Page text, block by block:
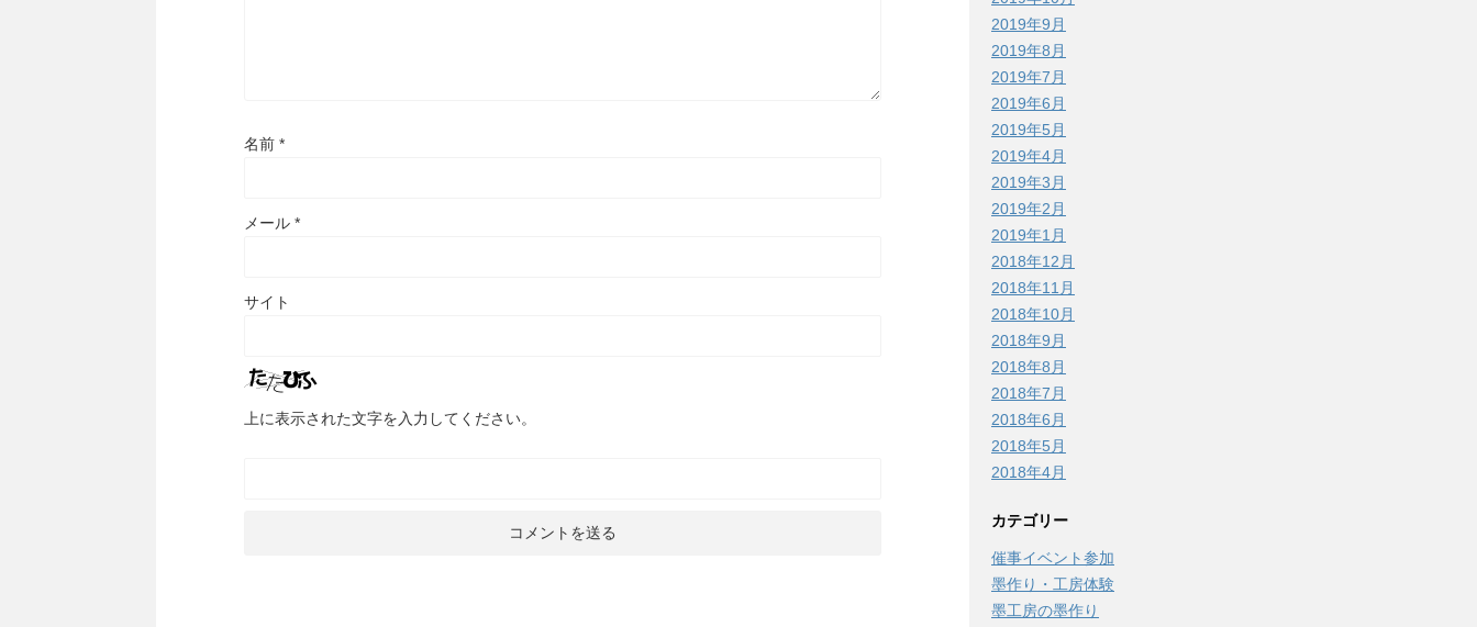
名前 *
メール *
サイト
上に表示された文字を入力してください。
2019年9月
2019年8月
2019年7月
2019年6月
2019年5月
2019年4月
2019年3月
2019年2月
2019年1月
2018年12月
2018年11月
2018年10月
2018年9月
2018年8月
2018年7月
2018年6月
2018年5月
2018年4月
カテゴリー
催事イベント参加
墨作り・工房体験
墨工房の墨作り